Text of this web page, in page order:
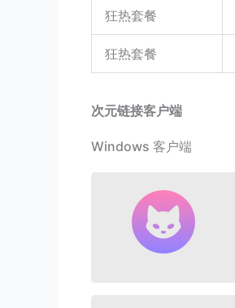
狂热套餐
狂热套餐
次元链接客户端
Windows 客户端